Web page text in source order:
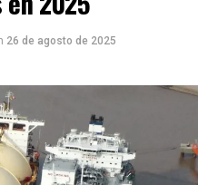
26 de agosto de 2025